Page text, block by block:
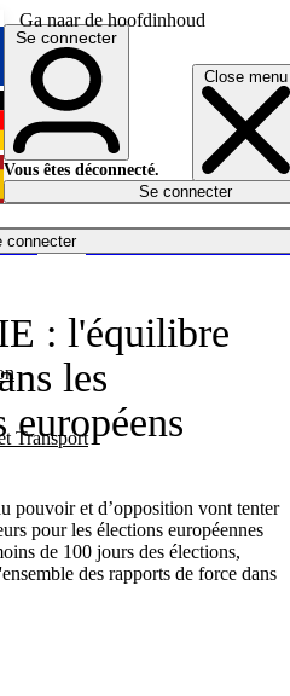
Ga naar de hoofdinhoud
Close menu
connecter
Transport
English
Deutsch
Español
Se connecter
Vous êtes déconnecté.
Se connecter
: l'équilibre
les
européens
pouvoir et d’opposition vont tenter
pour les élections européennes
de 100 jours des élections,
des rapports de force dans